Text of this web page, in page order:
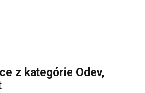
z kategórie Odev,